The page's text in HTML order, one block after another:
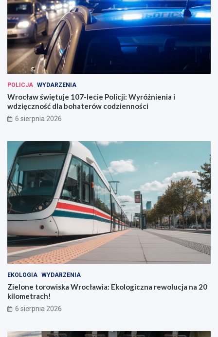
POLICJA WYDARZENIA
Wrocław świętuje 107-lecie Policji: Wyróżnienia i
wdzięczność dla bohaterów codzienności
6 sierpnia 2026
EKOLOGIA WYDARZENIA
Zielone torowiska Wrocławia: Ekologiczna rewolucja na 20
kilometrach!
6 sierpnia 2026